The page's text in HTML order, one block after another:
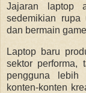
Jajaran laptop
sedemikian rupa
dan bermain
Laptop baru
sektor performa,
pengguna lebih
konten-konten